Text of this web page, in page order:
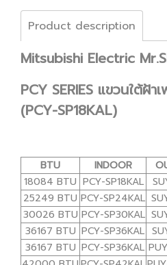
Product description
Mitsubishi Electric
PCY SERIES แขวนใต้ฝ้า
(PCY-SP18KAL)
BTU INDOOR
18084 BTU PCY-SP18KAL
25249 BTU PCY-SP24KAL
30026 BTU PCY-SP30KAL
36167 BTU PCY-SP36KAL
36167 BTU PCY-SP36KAL